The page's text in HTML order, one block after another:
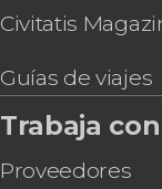
Civitatis
Guías de viajes
Trabaja
Proveedores